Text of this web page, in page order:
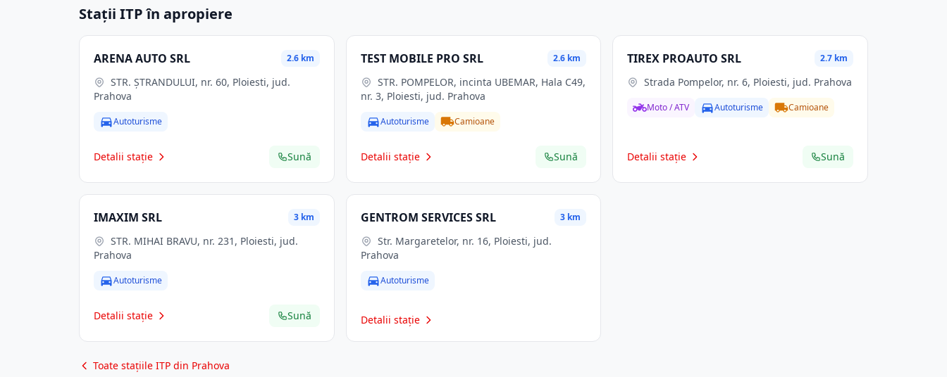
Stații ITP în apropiere
ARENA AUTO SRL 2.6 km
Prahova
Autoturisme
Detalii stație Sună
TEST MOBILE PRO SRL 2.6 km
nr. 3, Ploiesti, jud. Prahova
Autoturisme Camioane
Detalii stație Sună
TIREX PROAUTO SRL 2.7 km
Strada Pompelor, nr. 6, Ploiesti, jud. Prahova
Moto / ATV Autoturisme Camioane
Detalii stație Sună
IMAXIM SRL 3 km
Prahova
Autoturisme
Detalii stație Sună
GENTROM SERVICES SRL 3 km
Prahova
Autoturisme
Detalii stație
Toate stațiile ITP din Prahova